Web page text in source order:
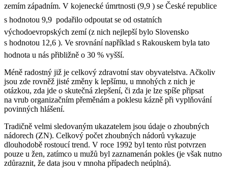
zemím západním. V kojenecké úmrtnosti (9,9 ) se České republice
s hodnotou 9,9  podařilo odpoutat se od ostatních
východoevropských zemí (z nich nejlepší bylo Slovensko
s hodnotou 12,6 ). Ve srovnání například s Rakouskem byla tato
hodnota u nás přibližně o 30 % vyšší.
Méně radostný již je celkový zdravotní stav obyvatelstva. Ačkoliv
jsou zde rovněž jisté změny k lepšímu, u mnohých z nich je
otázkou, zda jde o skutečná zlepšení, či zda je lze spíše připsat
na vrub organizačním přeměnám a poklesu kázně při vyplňování
povinných hlášení.
Tradičně velmi sledovaným ukazatelem jsou údaje o zhoubných
nádorech (ZN). Celkový počet zhoubných nádorů vykazuje
dlouhodobě rostoucí trend. V roce 1992 byl tento růst potvrzen
pouze u žen, zatímco u mužů byl zaznamenán pokles (je však nutno
zdůraznit, že data jsou v mnoha případech neúplná).